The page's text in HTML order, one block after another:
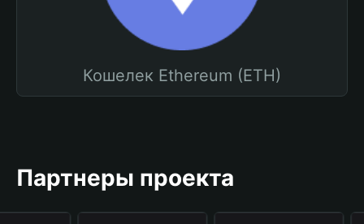
Кошелек Ethereum (ETH)
Партнеры проекта